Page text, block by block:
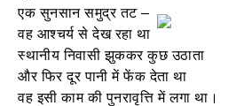
एक सुनसान समुद्र तट –
वह आश्चर्य से देख रहा था
स्थानीय निवासी झुककर कुछ उठाता
और फिर दूर पानी में फेंक देता था
वह इसी काम की पुनरावृत्ति में लगा था।